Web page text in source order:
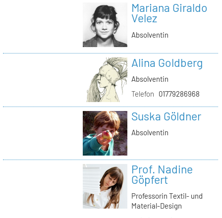
Mariana Giraldo
Velez
Absolventin
Alina Goldberg
Absolventin
Telefon
01779286968
Suska Göldner
Absolventin
Prof. Nadine
Göpfert
Professorin Textil- und
Material-Design